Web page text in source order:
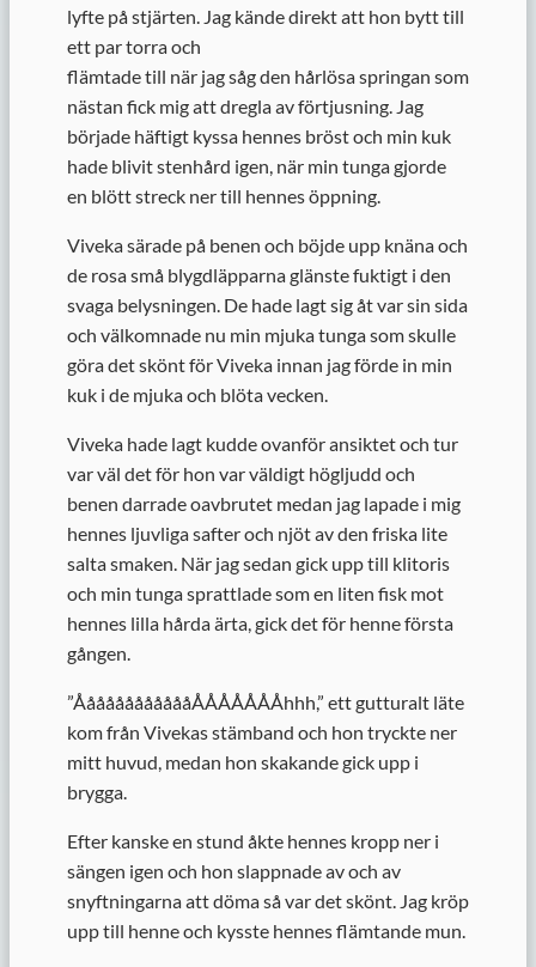
lyfte på stjärten. Jag kände direkt att hon bytt till
ett par torra och
flämtade till när jag såg den hårlösa springan som
nästan fick mig att dregla av förtjusning. Jag
började häftigt kyssa hennes bröst och min kuk
hade blivit stenhård igen, när min tunga gjorde
en blött streck ner till hennes öppning.
Viveka särade på benen och böjde upp knäna och
de rosa små blygdläpparna glänste fuktigt i den
svaga belysningen. De hade lagt sig åt var sin sida
och välkomnade nu min mjuka tunga som skulle
göra det skönt för Viveka innan jag förde in min
kuk i de mjuka och blöta vecken.
Viveka hade lagt kudde ovanför ansiktet och tur
var väl det för hon var väldigt högljudd och
benen darrade oavbrutet medan jag lapade i mig
hennes ljuvliga safter och njöt av den friska lite
salta smaken. När jag sedan gick upp till klitoris
och min tunga sprattlade som en liten fisk mot
hennes lilla hårda ärta, gick det för henne första
gången.
”ÅåååååååååååÅÅÅÅÅÅÅhhh,” ett gutturalt läte
kom från Vivekas stämband och hon tryckte ner
mitt huvud, medan hon skakande gick upp i
brygga.
Efter kanske en stund åkte hennes kropp ner i
sängen igen och hon slappnade av och av
snyftningarna att döma så var det skönt. Jag kröp
upp till henne och kysste hennes flämtande mun.